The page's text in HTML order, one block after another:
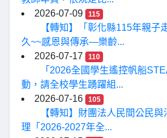
2026-07-09
115
【轉知】「彰化縣115年親子
久~~感恩與傳承—樂齡...
2026-07-17
110
「2026全國學生遙控帆船
動，請全校學生踴躍組...
2026-07-16
105
【轉知】財團法人民間公民
理「2026-2027年全...